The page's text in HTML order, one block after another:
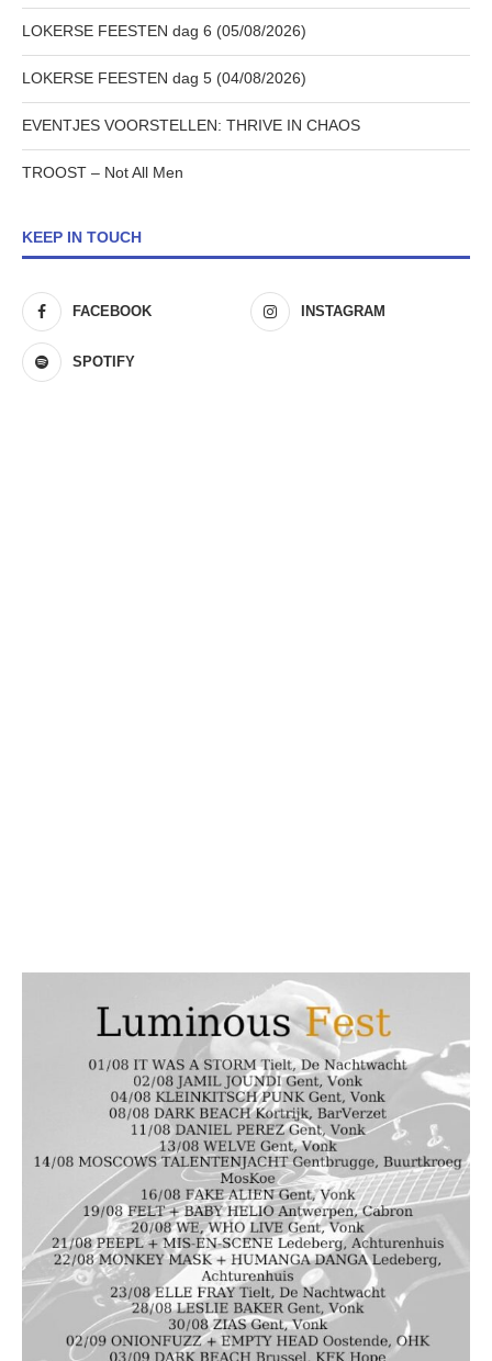
LOKERSE FEESTEN dag 6 (05/08/2026)
LOKERSE FEESTEN dag 5 (04/08/2026)
EVENTJES VOORSTELLEN: THRIVE IN CHAOS
TROOST – Not All Men
KEEP IN TOUCH
FACEBOOK INSTAGRAM
SPOTIFY